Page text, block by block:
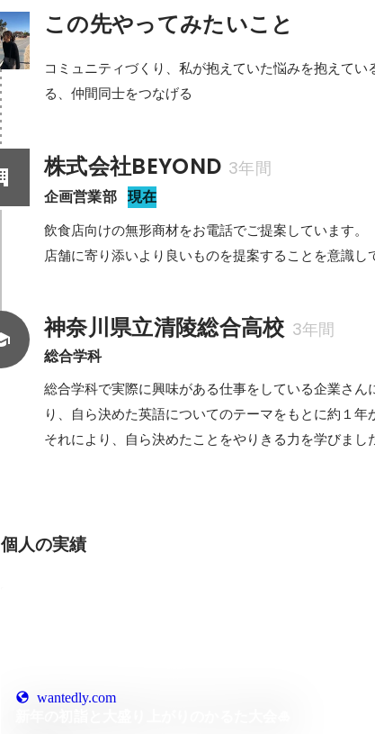
この先やってみたいこと
コミュニティづくり、私が抱えていた悩みを抱えて
株式会社BEYOND 3年間
企画営業部 現在
飲食店向けの無形商材をお電話でご提案しています。
店舗に寄り添いより良いものを提案することを意識し
神奈川県立清陵総合高校 3年間
総合学科
総合学科で実際に興味がある仕事をしている企業さ
り、自ら決めた英語についてのテーマをもとに約１年
それにより、自ら決めたことをやりきる力を学びまし
個人の実績
wantedly.com